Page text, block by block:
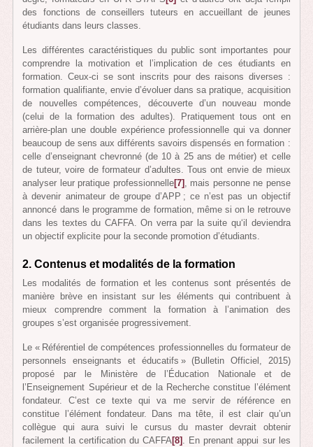
des fonctions de conseillers tuteurs en accueillant de jeunes
étudiants dans leurs classes.
Les différentes caractéristiques du public sont importantes pour
comprendre la motivation et l’implication de ces étudiants en
formation. Ceux-ci se sont inscrits pour des raisons diverses :
formation qualifiante, envie d’évoluer dans sa pratique, acquisition
de nouvelles compétences, découverte d’un nouveau monde
(celui de la formation des adultes). Pratiquement tous ont en
arrière-plan une double expérience professionnelle qui va donner
beaucoup de sens aux différents savoirs dispensés en formation :
celle d’enseignant chevronné (de 10 à 25 ans de métier) et celle
de tuteur, voire de formateur d’adultes. Tous ont envie de mieux
analyser leur pratique professionnelle[7]
, mais personne ne pense
à devenir animateur de groupe d’APP ; ce n’est pas un objectif
annoncé dans le programme de formation, même si on le retrouve
dans les textes du CAFFA. On verra par la suite qu‘il deviendra
un objectif explicite pour la seconde promotion d’étudiants.
2. Contenus et modalités de la formation
Les modalités de formation et les contenus sont présentés de
manière brève en insistant sur les éléments qui contribuent à
mieux comprendre comment la formation à l’animation des
groupes s’est organisée progressivement.
Le « Référentiel de compétences professionnelles du formateur de
personnels enseignants et éducatifs » (Bulletin Officiel, 2015)
proposé par le Ministère de l’Éducation Nationale et de
l’Enseignement Supérieur et de la Recherche constitue l’élément
fondateur. C’est ce texte qui va me servir de référence en
constitue l’élément fondateur. Dans ma tête, il est clair qu’un
collègue qui aura suivi le cursus du master devrait obtenir
facilement la certification du CAFFA [8]
. En prenant appui sur les